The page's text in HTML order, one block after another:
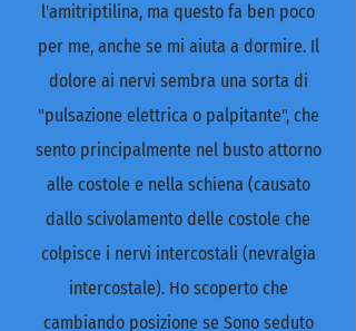
l'amitriptilina, ma questo fa ben poco
per me, anche se mi aiuta a dormire. Il
dolore ai nervi sembra una sorta di
"pulsazione elettrica o palpitante", che
sento principalmente nel busto attorno
alle costole e nella schiena (causato
dallo scivolamento delle costole che
colpisce i nervi intercostali (nevralgia
intercostale). Ho scoperto che
cambiando posizione se Sono seduto